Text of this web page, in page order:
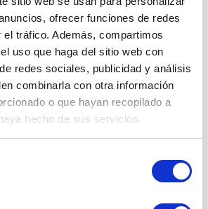
ofrecer funciones de redes
tráfico. Además, compartimos
uso que haga del sitio web con
redes sociales, publicidad y análisis
combinarla con otra información
o que hayan recopilado a
hecho de sus servicios.